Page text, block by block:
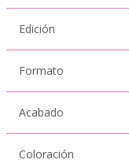
Edición
Formato
Acabado
Coloración